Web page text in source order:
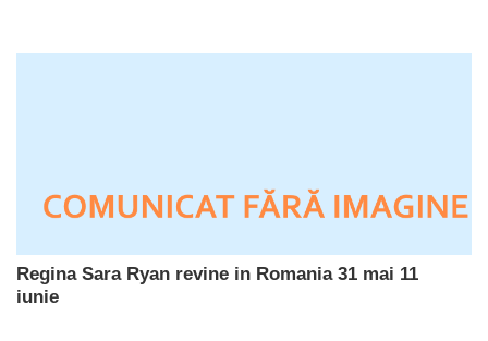
Regina Sara Ryan revine in Romania 31 mai 11
iunie